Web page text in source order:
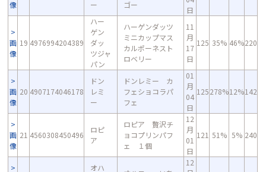
像
ー
ゴー
日
画
像
19 4976994204389
ハー
ゲン
ダッ
ツジャ
パン
ハーゲンダッツ
ミニカップマス
カルポーネスト
ロベリー
11
月
17
日
125 35% 46%220
画
像
20 4907174046178
ドン
レミ
ー
ドンレミー カ
フェショコラパ
フェ
01
月
04
日
125278%12%142
画
像
21 4560308450496
ロピ
ア
ロピア 贅沢チ
ョコプリンパフ
ェ １個
12
月
01
日
121 51% 5% 240
オハ
12